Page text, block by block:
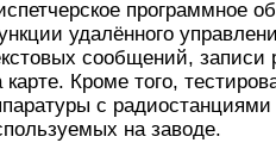
программное
удалённого
сообщений, записи
карте. Кроме того,
с
на заводе.